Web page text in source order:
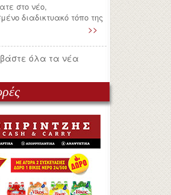
στο νέο,
διαδικτυακό τόπο της
>>
όλα τα νέα